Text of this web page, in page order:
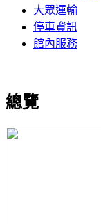
大眾運輸
停車資訊
館內服務
總覽